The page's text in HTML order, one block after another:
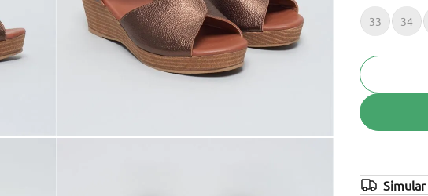
33 34
10º anabela